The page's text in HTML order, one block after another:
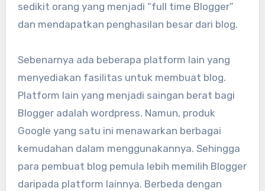
sedikit orang yang menjadi “full time Blogger”
dan mendapatkan penghasilan besar dari blog.
Sebenarnya ada beberapa platform lain yang
menyediakan fasilitas untuk membuat blog.
Platform lain yang menjadi saingan berat bagi
Blogger adalah wordpress. Namun, produk
Google yang satu ini menawarkan berbagai
kemudahan dalam menggunakannya. Sehingga
para pembuat blog pemula lebih memilih Blogger
daripada platform lainnya. Berbeda dengan